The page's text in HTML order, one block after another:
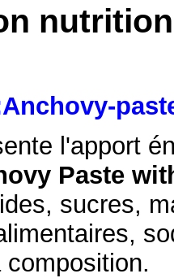
l'apport
Paste
sucres,